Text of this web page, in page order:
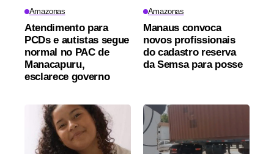
Amazonas
Atendimento para
PCDs e autistas segue
normal no PAC de
Manacapuru,
esclarece governo
Amazonas
Manaus convoca
novos profissionais
do cadastro reserva
da Semsa para posse